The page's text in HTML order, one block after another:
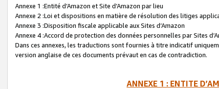
Annexe 1 :Entité d’Amazon et Site d’Amazon par lieu
Annexe 2 :Loi et dispositions en matière de résolution des litiges
Annexe 3 :Disposition fiscale applicable aux Sites d’Amazon
Annexe 4 :Accord de protection des données personnelles par Sites
Dans ces annexes, les traductions sont fournies à titre indicatif
version anglaise de ces documents prévaut en cas de contradiction.
ANNEXE 1 : ENTITE